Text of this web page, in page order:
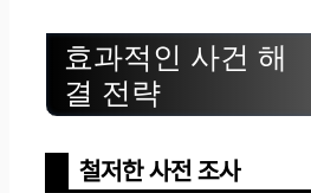
효과적인 사건 해
결 전략
철저한 사전 조사